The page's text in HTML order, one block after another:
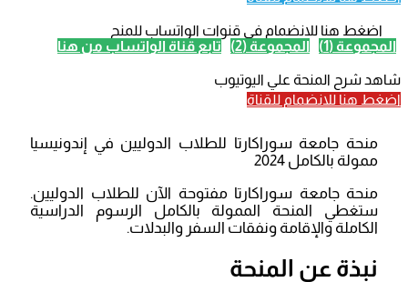
اضغط هنا للانضمام في قنوات الواتساب للمنح
المجموعة (1)
المجموعة (2) تابع قناة الواتساب من هنا
شاهد شرح المنحة علي اليوتيوب
اضغط هنا للانضمام للقناة
منحة جامعة سوراكارتا للطلاب الدوليين في إندونيسيا
ممولة بالكامل 2024
منحة جامعة سوراكارتا مفتوحة الآن للطلاب الدوليين.
ستغطي المنحة الممولة بالكامل الرسوم الدراسية
الكاملة والإقامة ونفقات السفر والبدلات.
نبذة عن المنحة